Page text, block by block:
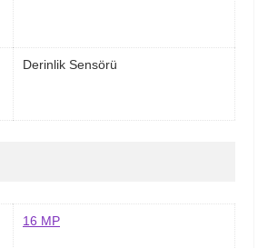
Derinlik Sensörü
16 MP